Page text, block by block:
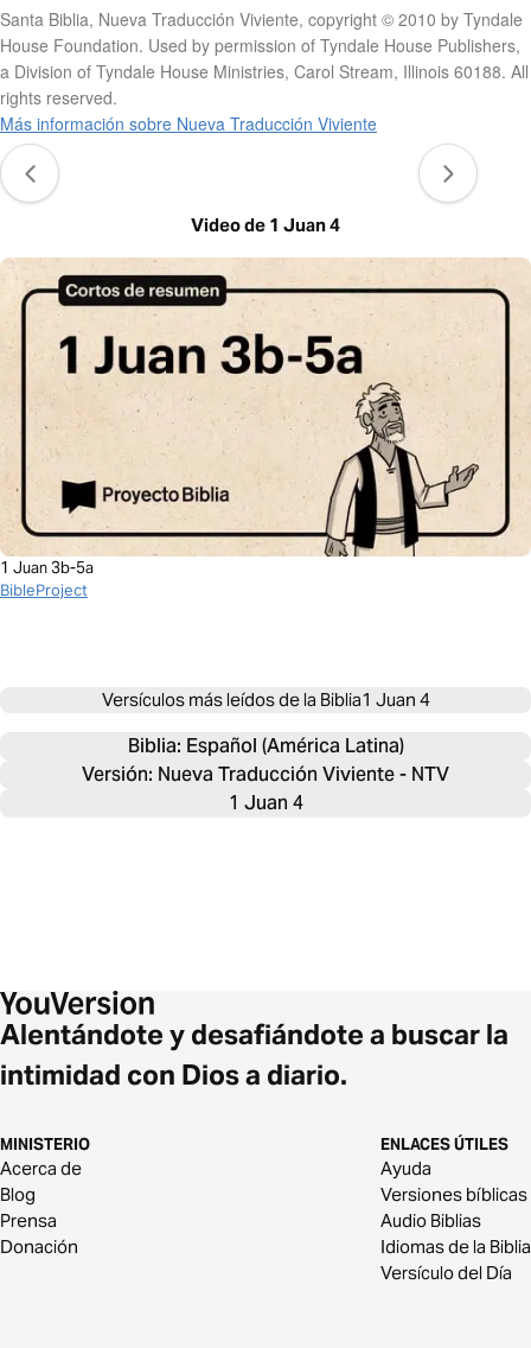
Santa Biblia, Nueva Traducción Viviente, copyright © 2010 by Tyndale
House Foundation. Used by permission of Tyndale House Publishers,
a Division of Tyndale House Ministries, Carol Stream, Illinois 60188. All
rights reserved.
Más información sobre Nueva Traducción Viviente
Video de 1 Juan 4
1 Juan 3b-5a
BibleProject
Versículos más leídos de la Biblia1 Juan 4
Biblia: Español (América Latina)
Versión: Nueva Traducción Viviente - NTV
1 Juan 4
Alentándote y desafiándote a buscar la
intimidad con Dios a diario.
MINISTERIO
Acerca de
Blog
Prensa
Donación
ENLACES ÚTILES
Ayuda
Versiones bíblicas
Audio Biblias
Idiomas de la Biblia
Versículo del Día